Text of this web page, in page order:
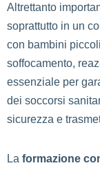
Altrettanto
soprattutto in un
con bambini
soffocamento,
essenziale per
dei soccorsi
sicurezza e
La formazione